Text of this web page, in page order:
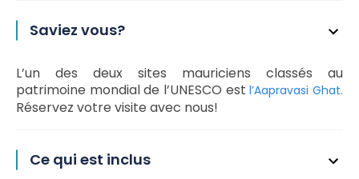
Saviez vous?
L’un des deux sites mauriciens classés au
patrimoine mondial de l’UNESCO estl’Aapravasi Ghat.
Réservez votre visite avec nous!
Ce qui est inclus